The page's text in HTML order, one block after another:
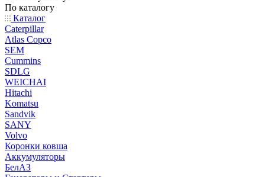
По каталогу
Каталог
Caterpillar
Atlas Copco
SEM
Cummins
SDLG
WEICHAI
Hitachi
Komatsu
Sandvik
SANY
Volvo
Коронки ковша
Аккумуляторы
БелАЗ